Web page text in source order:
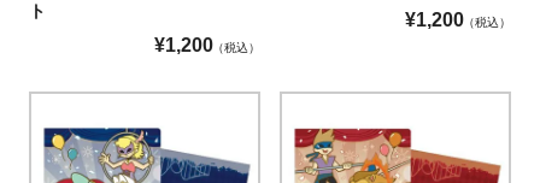
ト
¥1,200 税込
¥1,200 税込